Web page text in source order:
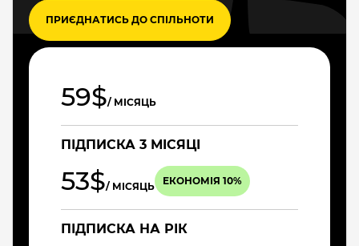
ПРИЄДНАТИСЬ ДО СПІЛЬНОТИ
59$/ МІСЯЦЬ
ПІДПИСКА 3 МІСЯЦІ
53$/ МІСЯЦЬ ЕКОНОМІЯ 10%
ПІДПИСКА НА РІК